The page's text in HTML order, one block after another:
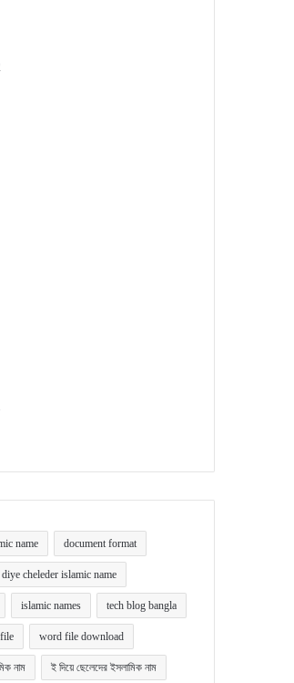
name document format
cheleder islamic name
islamic names tech blog bangla
word file download
নাম ই দিয়ে ছেলেদের ইসলামিক নাম